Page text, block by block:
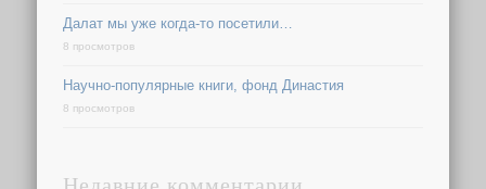
Далат мы уже когда-то посетили…
8 просмотров
Научно-популярные книги, фонд Династия
8 просмотров